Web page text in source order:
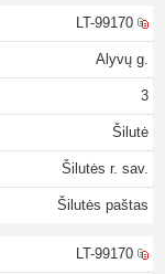
LT-99170
Alyvų g.
3
Šilutė
Šilutės r. sav.
Šilutės paštas
LT-99170